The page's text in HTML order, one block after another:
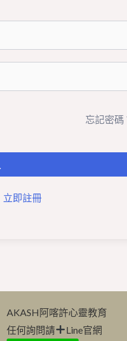
忘記密碼
立即註冊
AKASH阿喀許心靈教育
任何詢問請
Line官網